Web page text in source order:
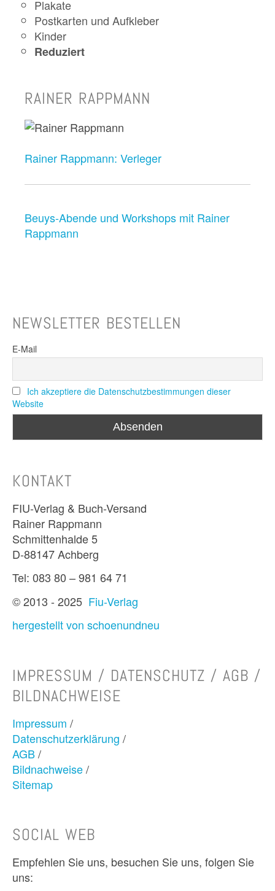
Plakate
Postkarten und Aufkleber
Kinder
Reduziert
RAINER RAPPMANN
Rainer Rappmann: Verleger
Beuys-Abende und Workshops mit Rainer
Rappmann
NEWSLETTER BESTELLEN
E-Mail
Ich akzeptiere die Datenschutzbestimmungen dieser
Website
KONTAKT
FIU-Verlag & Buch-Versand
Rainer Rappmann
Schmittenhalde 5
D-88147 Achberg
Tel: 083 80 – 981 64 71
© 2013 - 2025 Fiu-Verlag
hergestellt von schoenundneu
IMPRESSUM / DATENSCHUTZ / AGB /
BILDNACHWEISE
Impressum /
Datenschutzerklärung /
AGB/
Bildnachweise/
Sitemap
SOCIAL WEB
Empfehlen Sie uns, besuchen Sie uns, folgen Sie
uns: